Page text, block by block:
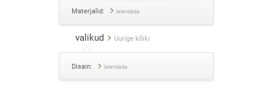
Materjalid: laiendada
valikud Uurige kõiki
Disain: laiendada